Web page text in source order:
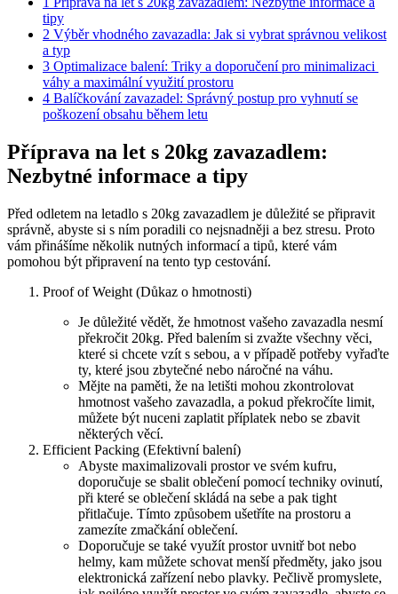
tipy
2 Výběr vhodného zavazadla: Jak⁣ si vybrat správnou velikost
a typ
3 Optimalizace balení: Triky a doporučení pro⁢ minimalizaci ​
váhy​ a ⁤maximální využití prostoru
4 Balíčkování⁢ zavazadel: Správný postup⁤ pro vyhnutí se
poškození obsahu ⁢během letu
Příprava na let s 20kg zavazadlem:
⁤Nezbytné​ informace a tipy
Před ‍odletem na letadlo s 20kg zavazadlem⁣ je důležité se připravit
⁤správně, abyste si ⁢s​ ním poradili co nejsnadněji a bez stresu. ⁢Proto‌
vám přinášíme několik nutných‍ informací a tipů, ‌které vám
pomohou být připravení na tento typ cestování.
Proof of Weight (Důkaz o hmotnosti)
Je důležité vědět, že hmotnost‍ vašeho zavazadla nesmí
překročit 20kg. Před ⁢balením si zvažte všechny ‍věci,
které si⁣ chcete vzít s sebou,​ a⁤ v ‍případě potřeby⁤ vyřaďte
ty, které jsou zbytečné nebo náročné na váhu.
Mějte ⁢na paměti, že na⁢ letišti ⁣mohou zkontrolovat
hmotnost vašeho zavazadla, a pokud překročíte limit,
můžete být nuceni zaplatit příplatek⁤ nebo se ​zbavit
některých​ věcí.
Efficient Packing⁤ (Efektivní balení)
Abyste ‍maximalizovali prostor ve svém kufru,
doporučuje se sbalit oblečení pomocí techniky ‍ovinutí,​
při které se oblečení skládá na sebe​ a pak tight
přitlačuje. Tímto způsobem ušetříte na ‍prostoru ​a
⁢zamezíte zmačkání‌ oblečení.
Doporučuje se také využít‍ prostor uvnitř ⁢bot nebo
helmy, kam​ můžete schovat menší⁣ předměty,⁣ jako jsou
elektronická ⁤zařízení⁤ nebo ‍plavky. Pečlivě promyslete,